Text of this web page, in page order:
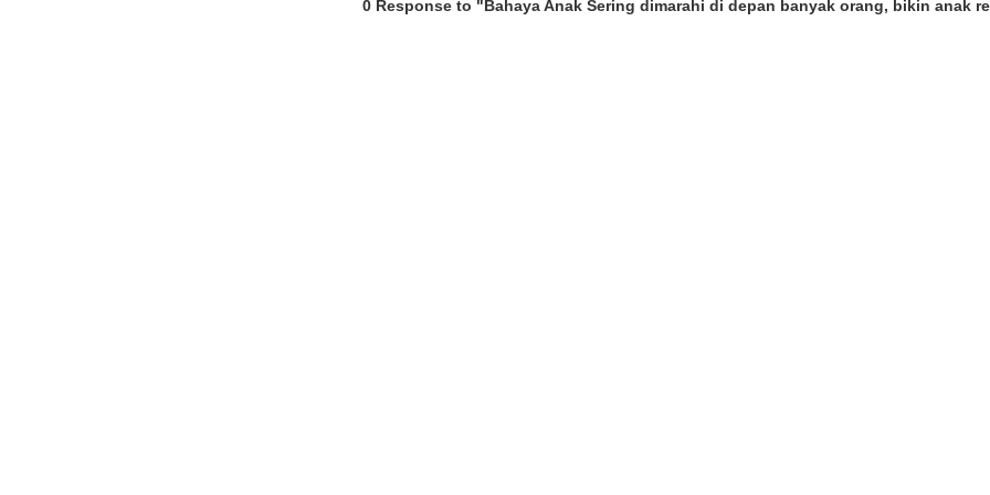
0 Response to "Bahaya Anak Sering dimarahi di depan banyak orang, bikin anak